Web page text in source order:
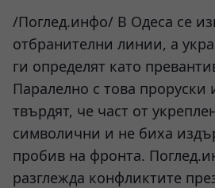
/Поглед.инфо/ В Одеса се
отбранителни линии, а
ги определят като
Паралелно с това проруски
твърдят, че част от
символични и не биха
пробив на фронта.
разглежда конфликтите